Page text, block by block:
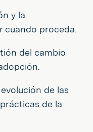
y la
cuando proceda.
del cambio
de las
de la